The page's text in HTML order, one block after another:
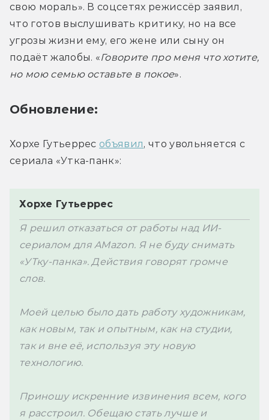
свою мораль». В соцсетях режиссёр заявил,
что готов выслушивать критику, но на все
угрозы жизни ему, его жене или сыну он
подаёт жалобы. «Говорите про меня что хотите,
но мою семью оставьте в покое
Обновление:
Хорхе Гутьеррес объявил, что увольняется с
сериала «Утка-панк»:
Хорхе Гутьеррес
Я решил отказаться от работы над ИИ-
сериалом для AMazon. Я не буду снимать
«УТку-панка». Действия говорят громче
слов.
Моей целью было дать работу художникам,
как новым, так и опытным, как на студии,
так и вне её, используя эту новую
технологию.
Приношу искренние извинения всем, кого
я расстроил. Обещаю стать лучше и